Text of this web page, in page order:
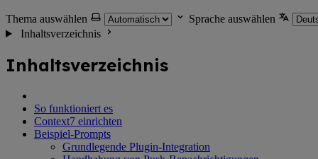
Thema auswählen
Sprache auswählen
Inhaltsverzeichnis
Inhaltsverzeichnis
So funktioniert es
Context7 einrichten
Beispiel-Prompts
Grundlegende Plugin-Integration